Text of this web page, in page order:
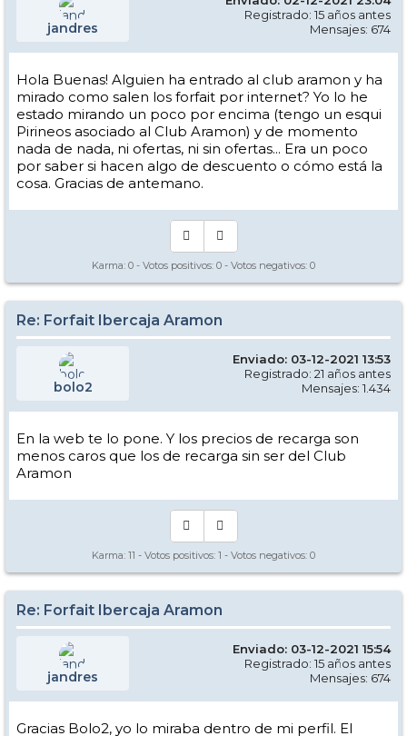
jandres
Registrado: 15 años antes
Mensajes: 674
Hola Buenas! Alguien ha entrado al club aramon y ha
mirado como salen los forfait por internet? Yo lo he
estado mirando un poco por encima (tengo un esqui
Pirineos asociado al Club Aramon) y de momento
nada de nada, ni ofertas, ni sin ofertas... Era un poco
por saber si hacen algo de descuento o cómo está la
cosa. Gracias de antemano.
Karma: 0 - Votos positivos: 0 - Votos negativos: 0
Re: Forfait Ibercaja Aramon
bolo2
Enviado: 03-12-2021 13:53
Registrado: 21 años antes
Mensajes: 1.434
En la web te lo pone. Y los precios de recarga son
menos caros que los de recarga sin ser del Club
Aramon
Karma: 11 - Votos positivos: 1 - Votos negativos: 0
Re: Forfait Ibercaja Aramon
jandres
Enviado: 03-12-2021 15:54
Registrado: 15 años antes
Mensajes: 674
Gracias Bolo2, yo lo miraba dentro de mi perfil. El